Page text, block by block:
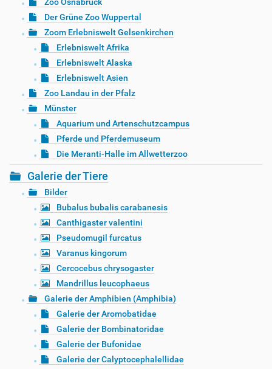
Zoo Osnabrück
Der Grüne Zoo Wuppertal
Zoom Erlebniswelt Gelsenkirchen
Erlebniswelt Afrika
Erlebniswelt Alaska
Erlebniswelt Asien
Zoo Landau in der Pfalz
Münster
Aquarium und Artenschutzcampus
Pferde und Pferdemuseum
Die Meranti-Halle im Allwetterzoo
Galerie der Tiere
Bilder
Bubalus bubalis carabanesis
Canthigaster valentini
Pseudomugil furcatus
Varanus kingorum
Cercocebus chrysogaster
Mandrillus leucophaeus
Galerie der Amphibien (Amphibia)
Galerie der Aromobatidae
Galerie der Bombinatoridae
Galerie der Bufonidae
Galerie der Calyptocephalellidae